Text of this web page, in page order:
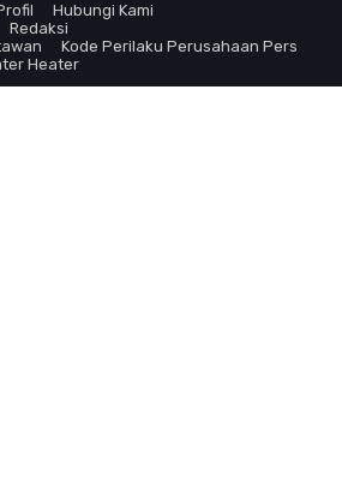
Hubungi Kami
Redaksi
Kode Perilaku Perusahaan Pers
Heater